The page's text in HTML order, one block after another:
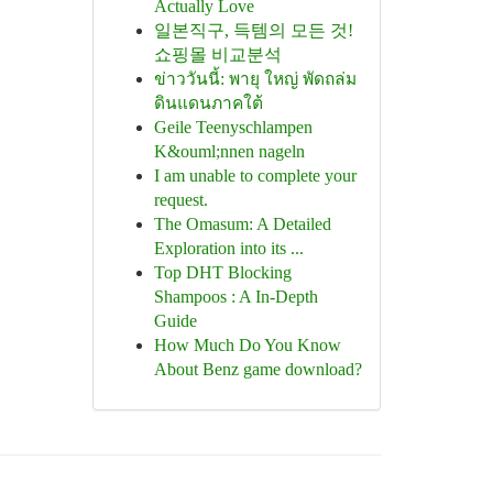
Actually Love
일본직구, 득템의 모든 것!
쇼핑몰 비교분석
ข่าววันนี้: พายุ ใหญ่ พัดถล่ม
ดินแดนภาคใต้
Geile Teenyschlampen
K&ouml;nnen nageln
I am unable to complete your
request.
The Omasum: A Detailed
Exploration into its ...
Top DHT Blocking
Shampoos : A In-Depth
Guide
How Much Do You Know
About Benz game download?